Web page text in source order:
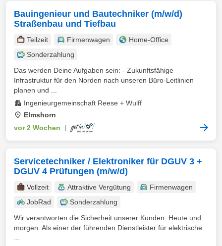
Bauingenieur und Bautechniker (m/w/d)
Straßenbau und Tiefbau
Teilzeit Firmenwagen
Home-Office
Sonderzahlung
Das werden Deine Aufgaben sein: - Zukunftsfähige
Infrastruktur für den Norden nach unseren Büro-Leitlinien
planen und ...
Ingenieurgemeinschaft Reese + Wulff
Elmshorn
vor 2 Wochen
Servicetechniker / Elektroniker für DGUV 3 +
DGUV 4 Prüfungen (m/w/d)
Vollzeit Attraktive Vergütung
Firmenwagen
JobRad
Sonderzahlung
Wir verantworten die Sicherheit unserer Kunden. Heute und
morgen. Als einer der führenden Dienstleister für elektrische